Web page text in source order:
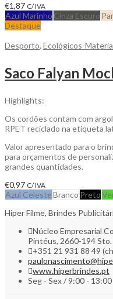
€1,87 C/ IVA
Azul Marinho Cinza Escuro
Destaque
Desporto, Ecológicos-
Highlights:
Os cordões contam com
RPET reciclado na etiqueta
Valor apresentado para o
para orçamentos de
grandes quantidades.
€0,97 C/ IVA
Azul CelesteBranco Preto
Hiper Filme, Brindes
Núcleo Empresarial
Pintéus, 2660-194
+351 21 931 88 49
www.hiperbrindes.pt
Seg - Sex / 9:00 -